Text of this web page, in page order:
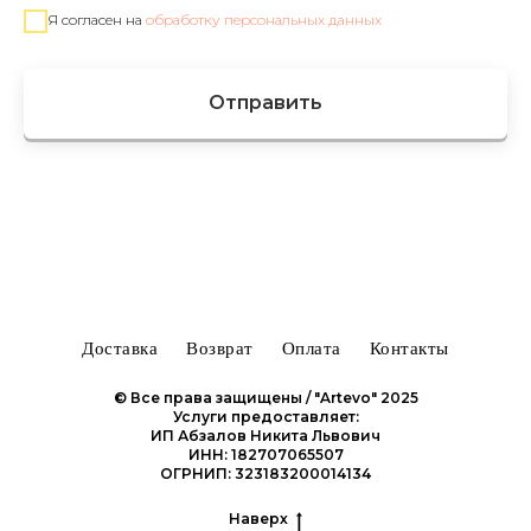
Я согласен на обработку персональных данных
Отправить
Доставка Возврат Оплата Контакты
© Все права защищены / "Artevo" 2025
Услуги предоставляет:
ИП Абзалов Никита Львович
ИНН: 182707065507
ОГРНИП: 323183200014134
Наверх